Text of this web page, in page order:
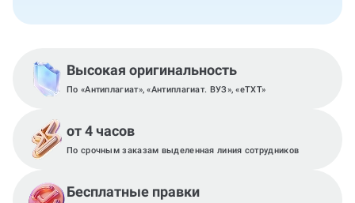
Высокая оригинальность
По «Антиплагиат», «Антиплагиат. ВУЗ», «eTXT»
от 4 часов
По срочным заказам выделенная линия сотрудников
Бесплатные правки